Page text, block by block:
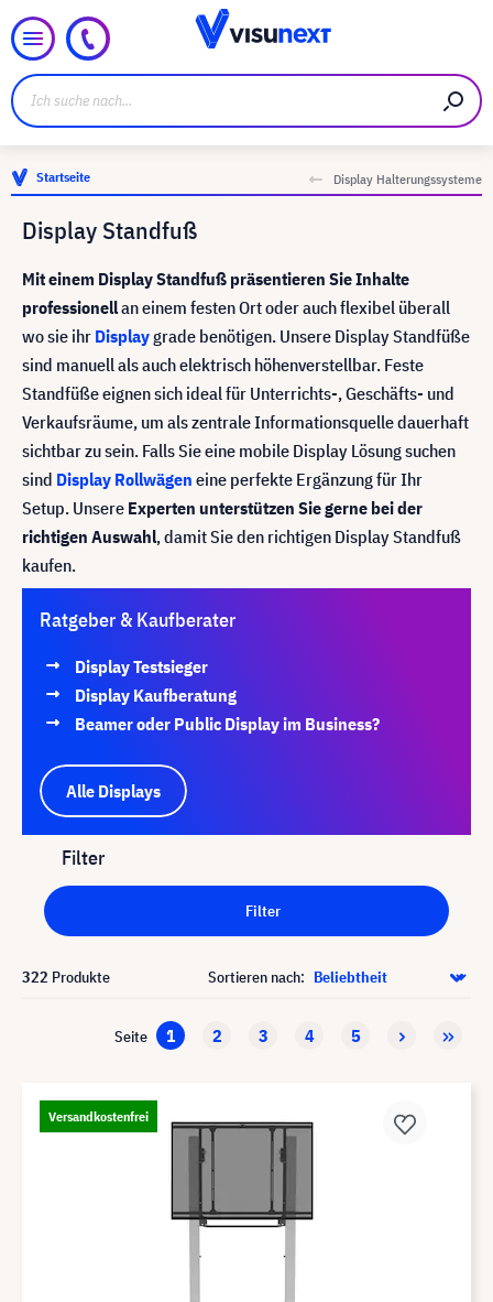
Startseite Display Halterungssysteme
Display Standfuß
Mit einem Display Standfuß präsentieren Sie Inhalte
professionellan einem festen Ort oder auch flexibel überall
wo sie ihr Displaygrade benötigen. Unsere Display Standfüße
sind manuell als auch elektrisch höhenverstellbar. Feste
Standfüße eignen sich ideal für Unterrichts-, Geschäfts- und
Verkaufsräume, um als zentrale Informationsquelle dauerhaft
sichtbar zu sein. Falls Sie eine mobile Display Lösung suchen
sind Display Rollwägen eine perfekte Ergänzung für Ihr
Setup. Unsere Experten unterstützen Sie gerne bei der
richtigen Auswahl, damit Sie den richtigen Display Standfuß
kaufen.
Ratgeber & Kaufberater
Display Testsieger
Display Kaufberatung
Beamer oder Public Display im Business?
Alle Displays
Filter
Filter
322 Produkte Sortieren nach:
Seite 1 2 3 4 5
Versandkostenfrei